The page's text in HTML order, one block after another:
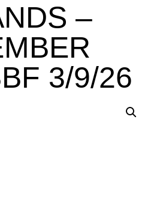
–
3/9/26